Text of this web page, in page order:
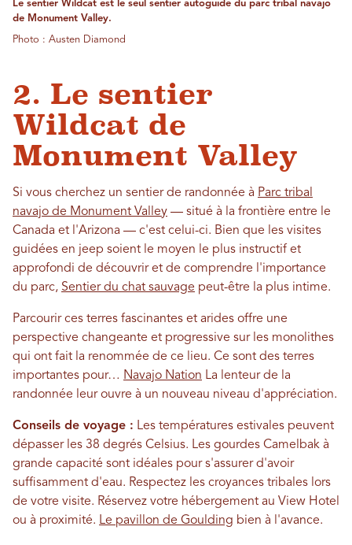
Le sentier Wildcat est le seul sentier autoguidé du parc tribal navajo
de Monument Valley.
Photo : Austen Diamond
2. Le sentier
Wildcat de
Monument Valley
Si vous cherchez un sentier de randonnée à Parc tribal
navajo de Monument Valley — situé à la frontière entre le
Canada et l'Arizona — c'est celui-ci. Bien que les visites
guidées en jeep soient le moyen le plus instructif et
approfondi de découvrir et de comprendre l'importance
du parc, Sentier du chat sauvage peut-être la plus intime.
Parcourir ces terres fascinantes et arides offre une
perspective changeante et progressive sur les monolithes
qui ont fait la renommée de ce lieu. Ce sont des terres
importantes pour… Navajo Nation La lenteur de la
randonnée leur ouvre à un nouveau niveau d'appréciation.
Conseils de voyage : Les températures estivales peuvent
dépasser les 38 degrés Celsius. Les gourdes Camelbak à
grande capacité sont idéales pour s'assurer d'avoir
suffisamment d'eau. Respectez les croyances tribales lors
de votre visite. Réservez votre hébergement au View Hotel
ou à proximité. Le pavillon de Goulding bien à l'avance.